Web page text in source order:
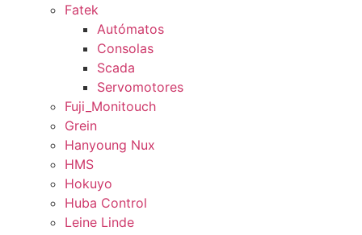
Fatek
Autómatos
Consolas
Scada
Servomotores
Fuji_Monitouch
Grein
Hanyoung Nux
HMS
Hokuyo
Huba Control
Leine Linde